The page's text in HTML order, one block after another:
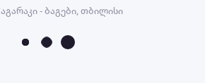
- ბაგები, თბილისი